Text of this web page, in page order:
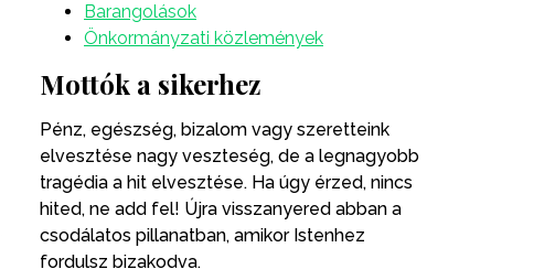
Barangolások
Önkormányzati közlemények
Mottók a sikerhez
Pénz, egészség, bizalom vagy szeretteink
elvesztése nagy veszteség, de a legnagyobb
tragédia a hit elvesztése. Ha úgy érzed, nincs
hited, ne add fel! Újra visszanyered abban a
csodálatos pillanatban, amikor Istenhez
fordulsz bizakodva.